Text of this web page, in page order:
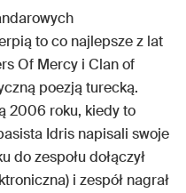
to co najlepsze z lat
Of Mercy i Clan of
poezją turecką.
2006 roku, kiedy to
Idris napisali swoje
do zespołu dołączył
i zespół nagrał